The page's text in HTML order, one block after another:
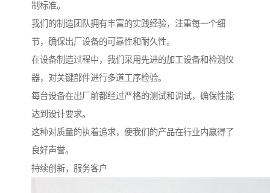
制标准。
我们的制造团队拥有丰富的实践经验，注重每一个细
节，确保出厂设备的可靠性和耐久性。
在设备制造过程中，我们采用先进的加工设备和检测仪
器，对关键部件进行多道工序检验。
每台设备在出厂前都经过严格的测试和调试，确保性能
达到设计要求。
这种对质量的执着追求，使我们的产品在行业内赢得了
良好声誉。
持续创新，服务客户